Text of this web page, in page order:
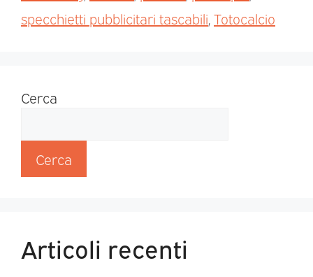
specchietti pubblicitari tascabili,Totocalcio
Cerca
Cerca
Articoli recenti